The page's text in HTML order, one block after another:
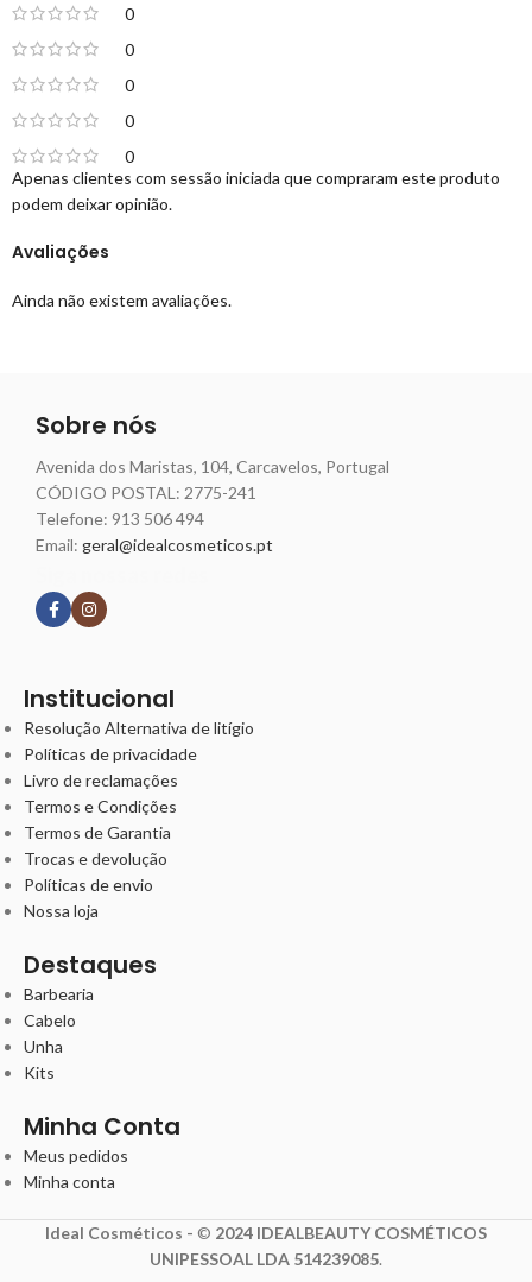
0
0
0
0
0
Avaliações
Ainda não existem avaliações.
Apenas clientes com sessão iniciada que compraram este produto
podem deixar opinião.
Sobre nós
Avenida dos Maristas, 104, Carcavelos, Portugal
CÓDIGO POSTAL: 2775-241
Telefone: 913 506 494
Email: geral@idealcosmeticos.pt
Institucional
Resolução Alternativa de litígio
Políticas de privacidade
Livro de reclamações
Termos e Condições
Termos de Garantia
Trocas e devolução
Políticas de envio
Nossa loja
Destaques
Barbearia
Cabelo
Unha
Kits
Minha Conta
Meus pedidos
Minha conta
Ideal Cosméticos - © 2024 IDEALBEAUTY COSMÉTICOS
UNIPESSOAL LDA 514239085.